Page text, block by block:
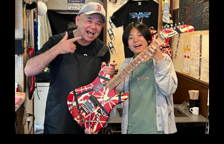
YOYOKA
ち
ゃ
ん
と
ー
パ
ー
セ